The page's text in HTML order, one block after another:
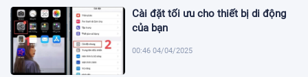
Cài đặt tối ưu cho thiết bị di động
của bạn
00:46 04/04/2025